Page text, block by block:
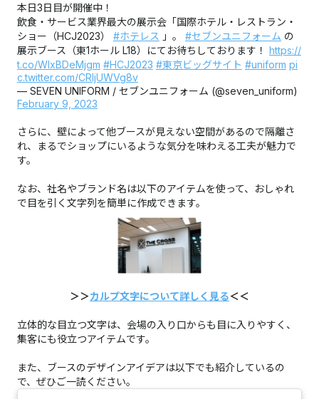
本日3日目が開催中！
飲食・サービス業界最大の展示会「国際ホテル・レストラン・
ショー（HCJ2023） #ホテレス 」。 #セブンユニフォーム の
展示ブース（東1ホール L18）にてお待ちしております！
https://
t.co/WIxBDeMjgm #HCJ2023 #東京ビッグサイト #uniform pi
c.twitter.com/CRljUWVg8v
— SEVEN UNIFORM / セブンユニフォーム (@seven_uniform)
February 9, 2023
さらに、壁によって他ブースが見えない空間があるので隔離さ
れ、まるでショップにいるような気分を味わえる工夫が魅力で
す。
なお、社名やブランド名は以下のアイテムを使って、おしゃれ
で目を引く文字列を簡単に作成できます。
＞＞カルプ文字について詳しく見る＜＜
立体的な目立つ文字は、会場の入り口からも目に入りやすく、
集客にも役立つアイテムです。
また、ブースのデザインアイデアは以下でも紹介しているの
で、ぜひご一読ください。